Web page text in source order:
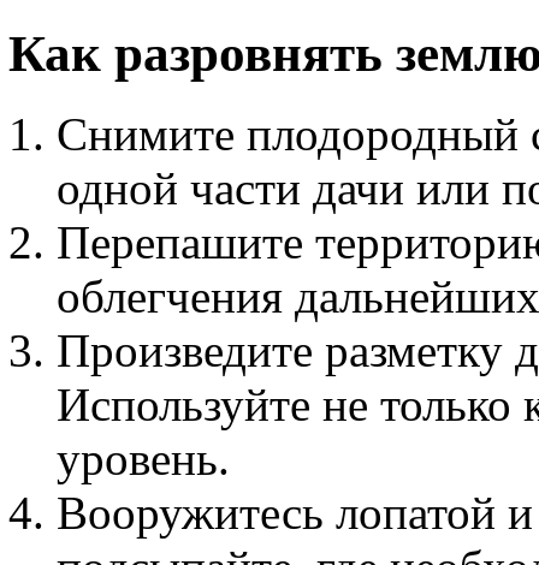
Как разровнять
Снимите плодородный
одной части дачи или
Перепашите
облегчения
Произведите разметку
Используйте не
уровень.
Вооружитесь лопатой